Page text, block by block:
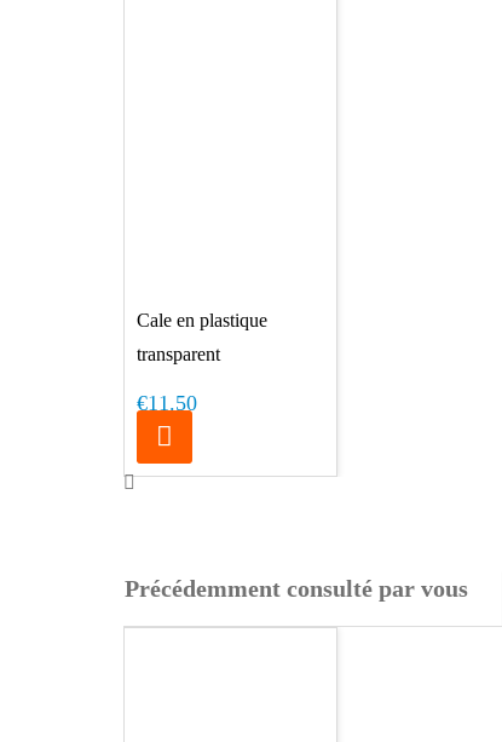
Cale en plastique
transparent
€11.50
Précédemment consulté par vous